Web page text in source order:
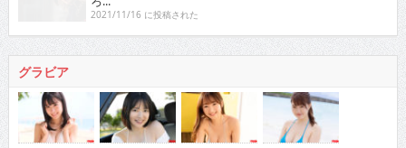
2021/11/16 に投稿された
グラビア